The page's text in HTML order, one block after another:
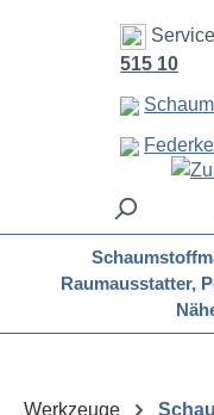
Zum Hauptinhalt
515 10
Raumausstatter,
Werkzeuge